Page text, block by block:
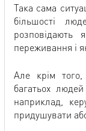
Така сама
більшості
розповідають
переживання і
Але крім
багатьох
наприклад,
придушувати